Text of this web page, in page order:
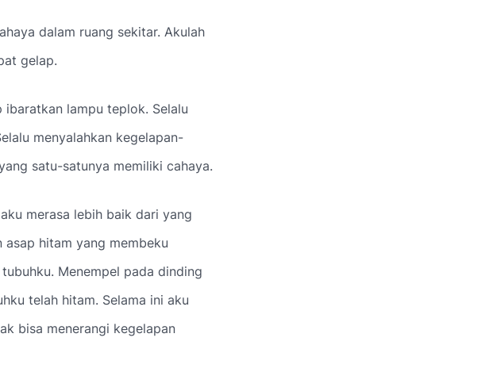
dalam ruang sekitar. Akulah
gelap.
ibaratkan lampu teplok. Selalu
menyalahkan kegelapan-
satu-satunya memiliki cahaya.
merasa lebih baik dari yang
hitam yang membeku
Menempel pada dinding
telah hitam. Selama ini aku
bisa menerangi kegelapan